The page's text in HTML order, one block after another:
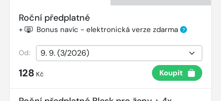
Roční předplatné
+ Bonus navíc - elektronická verze zdarma ?
Od:
128 Kč Koupit